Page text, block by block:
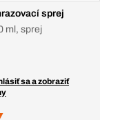
sprej
ml, sprej
sa a zobraziť